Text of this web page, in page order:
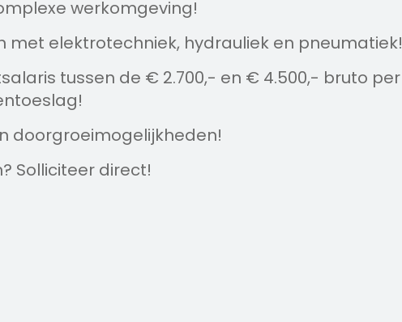
werkomgeving!
met elektrotechniek, hydrauliek en pneumatiek!
tussen de € 2.700,- en € 4.500,- bruto per
doorgroeimogelijkheden!
Solliciteer direct!